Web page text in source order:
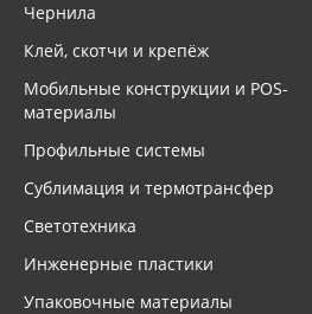
Чернила
Клей, скотчи и крепёж
Мобильные конструкции и POS-
материалы
Профильные системы
Сублимация и термотрансфер
Светотехника
Инженерные пластики
Упаковочные материалы